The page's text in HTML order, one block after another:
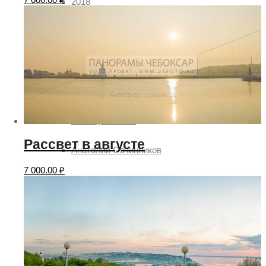
Александр Демьянов
Анатолий Овчинников
Павел Ртищев
Рассвет в августе
7 000.00 ₽